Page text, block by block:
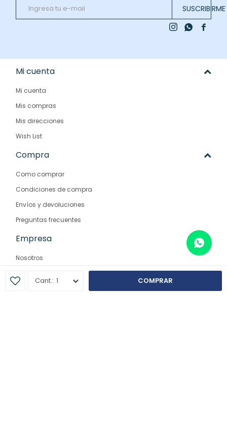
1 COMPRAR
SUSCRIBIRME

 
Mi cuenta
Mi cuenta
Mis compras
Mis direcciones
Wish List
Compra
Como comprar
Condiciones de compra
Envíos y devoluciones
Preguntas frecuentes
Empresa
Nosotros